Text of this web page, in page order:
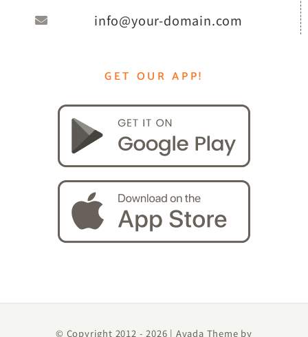
info@your-domain.com
GET OUR APP!
© Copyright 2012 -2026 | Avada Theme by